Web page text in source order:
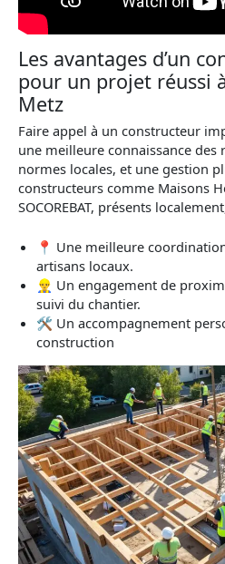
Les avantages d’un
pour un projet réussi
Metz
Faire appel à un constructeur
une meilleure connaissance des
normes locales, et une gestion
constructeurs comme Maisons
SOCOREBAT, présents
📍 Une meilleure
artisans locaux.
👷‍♂️ Un engagement de
suivi du chantier.
🛠 Un accompagnement
construction